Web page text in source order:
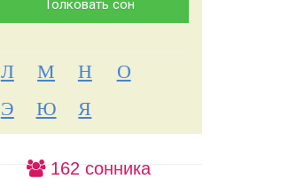
Л М Н
О
Э Ю Я
162 сонника